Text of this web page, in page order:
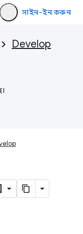
সাইন-ইন করুন
Develop